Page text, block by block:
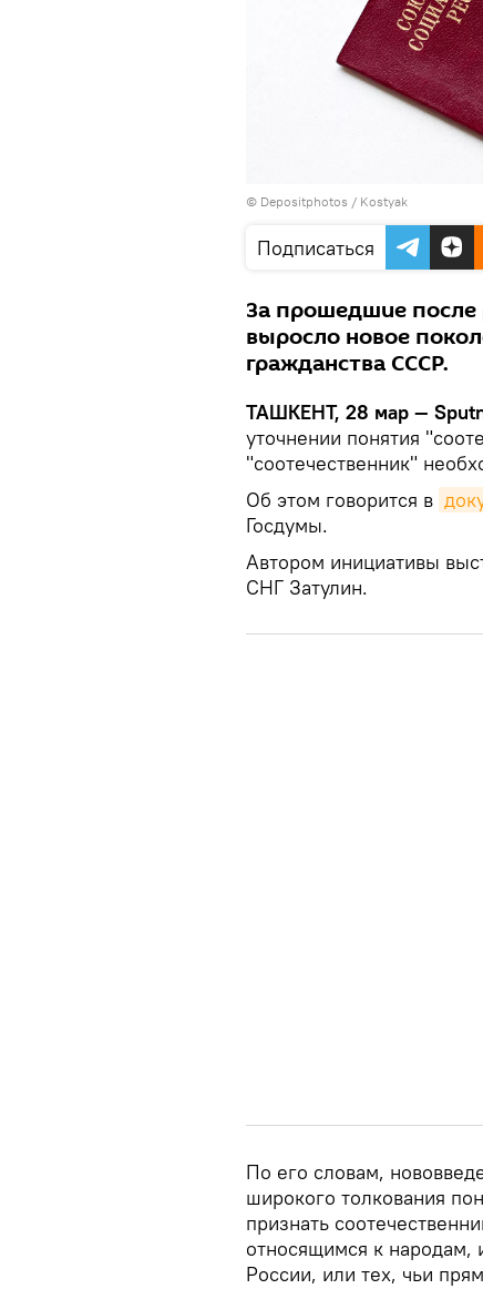
© Depositphotos / Kostyak
Подписаться
За прошедшие после
выросло новое
гражданства СССР.
ТАШКЕНТ, 28 мар —
уточнении понятия
"соотечественник"
Об этом говорится в
Госдумы.
Автором инициативы
СНГ Затулин.
По его словам,
широкого толкования
признать
относящимся к народам,
России, или тех, чьи